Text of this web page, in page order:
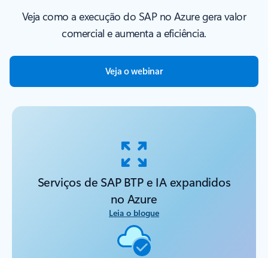
Veja como a execução do SAP no Azure gera valor
comercial e aumenta a eficiência.
Veja o webinar
Serviços de SAP BTP e IA expandidos
no Azure
Leia o blogue